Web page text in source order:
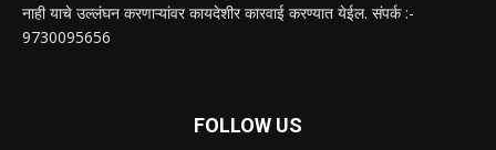
नाही याचे उल्लंघन करणाऱ्यांवर कायदेशीर कारवाई करण्यात येईल. संपर्क :-
9730095656
FOLLOW US